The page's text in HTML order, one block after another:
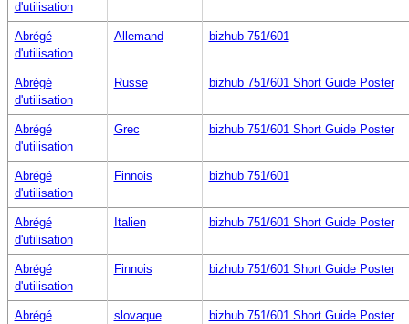
d'utilisation
Abrégé
d'utilisation
Allemand bizhub 751/601
Abrégé
d'utilisation
Russe bizhub 751/601 Short Guide Poster
Abrégé
d'utilisation
Grec bizhub 751/601 Short Guide Poster
Abrégé
d'utilisation
Finnois bizhub 751/601
Abrégé
d'utilisation
Italien bizhub 751/601 Short Guide Poster
Abrégé
d'utilisation
Finnois bizhub 751/601 Short Guide Poster
Abrégé
slovaque bizhub 751/601 Short Guide Poster